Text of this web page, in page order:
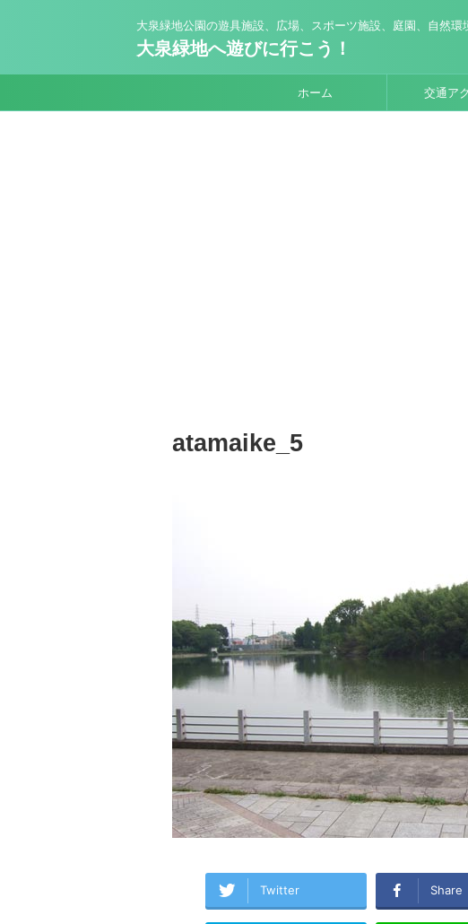
大泉緑地公園の遊具施設、広場、スポーツ施設、庭園、自然
大泉緑地へ遊びに行こう！
ホーム 交通ア
atamaike_5
Twitter Share